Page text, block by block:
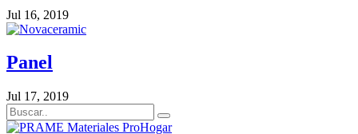
Jul 16, 2019
Panel
Jul 17, 2019